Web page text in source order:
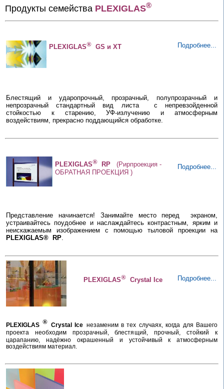
Продукты семейства PLEXIGLAS®
PLEXIGLAS® GS и XT Подробнее...
Блестящий и ударопрочный,прозрачный, полупрозрачный
и
непрозрачный
стандартный вид листа с непревзойденной
стойкостью к старению, УФ-излучению и атмосферным
воздействиям, прекрасно поддающийся обработке.
PLEXIGLAS® RP (Рирпроекция -
ОБРАТНАЯ ПРОЕКЦИЯ )
Подробнее...
Представление начинается! Занимайте место перед
экраном,
устраивайтесь поудобнее и наслаждайтесь контрастным, ярким и
неискажаемым изображением с помощью тыловой проекции на
PLEXIGLAS® RP.
PLEXIGLAS® Crystal Ice Подробнее...
PLEXIGLAS ® Crystal Ice незаменим в тех случаях, когда для Вашего
проекта необходим прозрачный, блестящий,
прочный, стойкий к
царапанию, надёжно
окрашенный и устойчивый к атмосферным
воздействиям материал.